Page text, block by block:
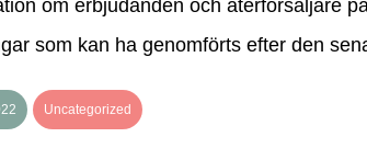
om erbjudanden och återförsäljare
som kan ha genomförts efter den
Uncategorized